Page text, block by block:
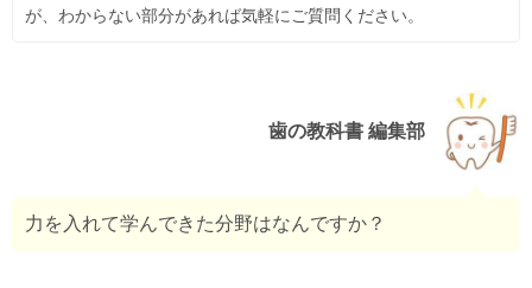
が、わからない部分があれば気軽にご質問ください。
歯の教科書 編集部
力を入れて学んできた分野はなんですか？